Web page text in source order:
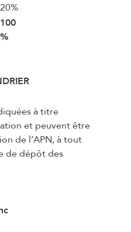
20%
100
%
à titre
et peuvent être
de l’APN, à tout
de dépôt des